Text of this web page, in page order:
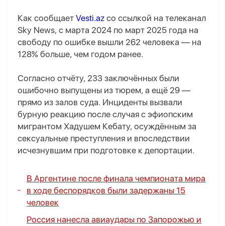
Как сообщает Vesti.az со ссылкой на телеканал
Sky News, с марта 2024 по март 2025 года на
свободу по ошибке вышли 262 человека — на
128% больше, чем годом ранее.
Согласно отчёту, 233 заключённых были
ошибочно выпущены из тюрем, а ещё 29 —
прямо из залов суда. Инциденты вызвали
бурную реакцию после случая с эфиопским
мигрантом Хадушем Кебату, осуждённым за
сексуальные преступления и впоследствии
исчезнувшим при подготовке к депортации.
В Аргентине после финала чемпионата мира
в ходе беспорядков были задержаны 15
человек
Россия нанесла авиаудары по Запорожью и